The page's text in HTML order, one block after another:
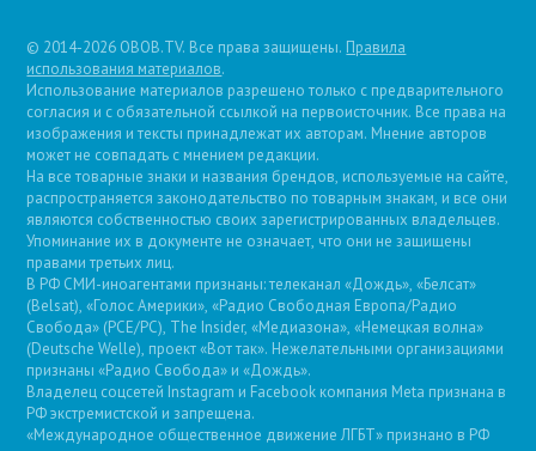
© 2014-2026 OBOB.TV. Все права защищены. Правила
использования материалов.
Использование материалов разрешено только с предварительного
согласия и с обязательной ссылкой на первоисточник. Все права на
изображения и тексты принадлежат их авторам. Мнение авторов
может не совпадать с мнением редакции.
На все товарные знаки и названия брендов, используемые на сайте,
распространяется законодательство по товарным знакам, и все они
являются собственностью своих зарегистрированных владельцев.
Упоминание их в документе не означает, что они не защищены
правами третьих лиц.
В РФ СМИ-иноагентами признаны: телеканал «Дождь», «Белсат»
(Belsat), «Голос Америки», «Радио Свободная Европа/Радио
Свобода» (PCE/PC), The Insider, «Медиазона», «Немецкая волна»
(Deutsche Welle), проект «Вот так». Нежелательными организациями
признаны «Радио Свобода» и «Дождь».
Владелец соцсетей Instagram и Facebook компания Metа признана в
РФ экстремистской и запрещена.
«Международное общественное движение ЛГБТ» признано в РФ